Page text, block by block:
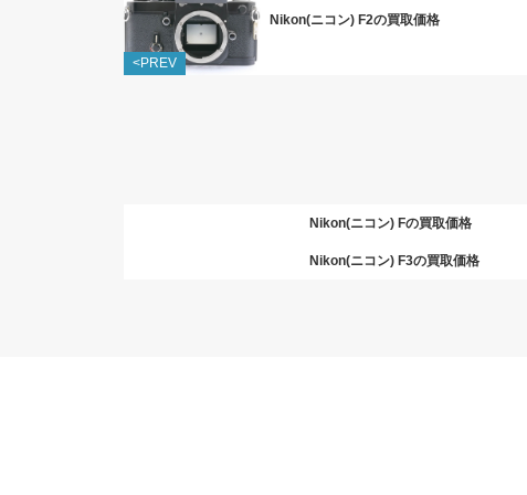
<PREV
Nikon(ニコン) F2の買取価格
Nikon(ニコン) Fの買取価格
Nikon(ニコン) F3の買取価格